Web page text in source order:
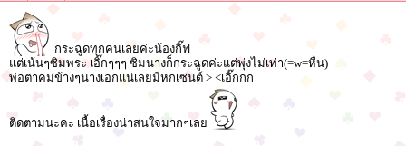
กระฉูดทุกคนเลยค่ะน้องกิ๊ฟ
แต่เน้นๆซิมพระ เอิ๊กๆๆๆ ซิมนางก็กระฉูดค่ะแต่พุ่งไม่เท่า(=w=หื่น)
พ่อตาคมข้างๆนางเอกแน่เลยมีหกเซนต์ > <เอิ๊กกก
ติดตามนะคะ เนื้อเรื่องน่าสนใจมากๆเลย